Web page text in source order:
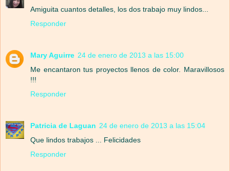
Amiguita cuantos detalles, los dos trabajo muy lindos...
Responder
Mary Aguirre 24 de enero de 2013 a las 15:00
Me encantaron tus proyectos llenos de color. Maravillosos
!!!
Responder
Patricia de Laguan 24 de enero de 2013 a las 15:04
Que lindos trabajos ... Felicidades
Responder